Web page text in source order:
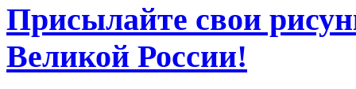
Присылайте свои
Великой России!